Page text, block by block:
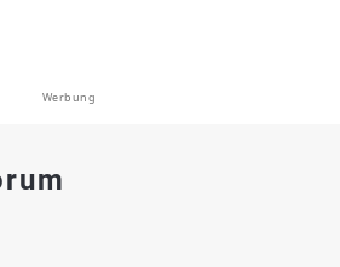
Werbung